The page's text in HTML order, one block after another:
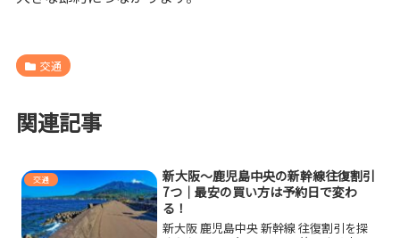
交通
関連記事
交通
新大阪〜鹿児島中央の新幹線往復割引
7つ｜最安の買い方は予約日で変わ
る！
新大阪 鹿児島中央 新幹線 往復割引を探